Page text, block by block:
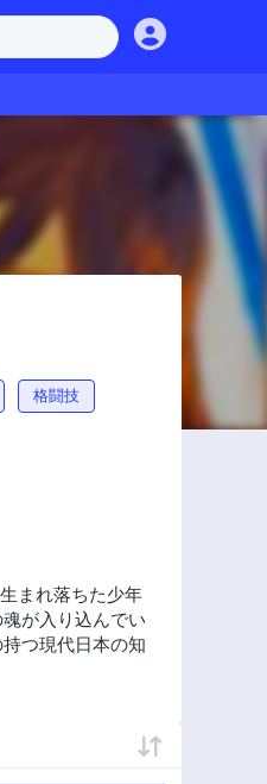
格闘技
まれ落ちた少年
が入り込んでい
つ現代日本の知